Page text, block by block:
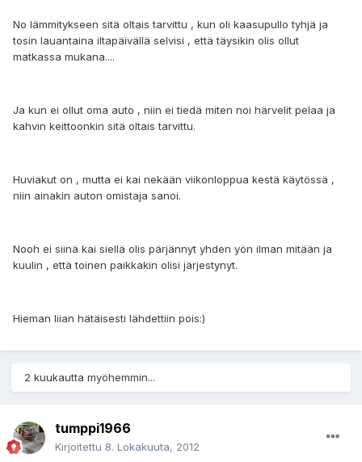
No lämmitykseen sitä oltais tarvittu , kun oli kaasupullo tyhjä ja
tosin lauantaina iltapäivällä selvisi , että täysikin olis ollut
matkassa mukana....
Ja kun ei ollut oma auto , niin ei tiedä miten noi härvelit pelaa ja
kahvin keittoonkin sitä oltais tarvittu.
Huviakut on , mutta ei kai nekään viikonloppua kestä käytössä ,
niin ainakin auton omistaja sanoi.
Nooh ei siinä kai siellä olis pärjännyt yhden yön ilman mitään ja
kuulin , että toinen paikkakin olisi järjestynyt.
Hieman liian hätäisesti lähdettiin pois:)
2 kuukautta myöhemmin...
tumppi1966
Kirjoitettu 8. Lokakuuta, 2012